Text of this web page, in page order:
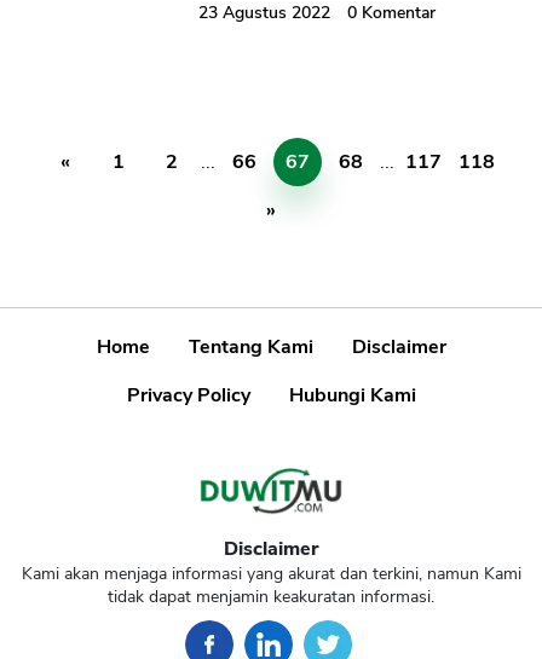
23 Agustus 2022 0 Komentar
« 1 2 ... 66 67 68 ... 117
118
»
Home Tentang Kami
Disclaimer
Privacy Policy
Hubungi Kami
Disclaimer
Kami akan menjaga informasi yang akurat dan terkini, namun Kami
tidak dapat menjamin keakuratan informasi.